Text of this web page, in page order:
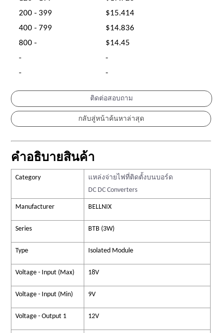
200 - 399
$15.414
400 - 799
$14.836
800 -
$14.45
-
-
-
-
ติดต่อสอบถาม
คำอธิบายสินค้า
Category
แหล่งจ่ายไฟที่ติดตั้งบนบอร์ด
DC DC Converters
Manufacturer BELLNIX
Series BTB (3W)
Type Isolated Module
Voltage - Input (Max) 18V
Voltage - Input (Min) 9V
Voltage - Output 1 12V